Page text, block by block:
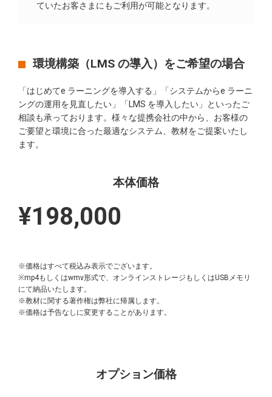
ていたお客さまにもご利用が可能となります。
環境構築（LMS の導入）をご希望の場合
「はじめてe ラーニングを導入する」「システムからe ラーニ
ングの運用を見直したい」「LMS を導入したい」といったご
相談も承っております。様々な提携会社の中から、お客様の
ご要望と環境に合った最適なシステム、教材をご提案いたし
ます。
本体価格
¥198,000
※価格はすべて税込み表示でございます。
※mp4もしくはwmv形式で、オンラインストレージもしくはUSBメモリ
にて納品いたします。
※教材に関する著作権は弊社に帰属します。
※価格は予告なしに変更することがあります。
オプション価格